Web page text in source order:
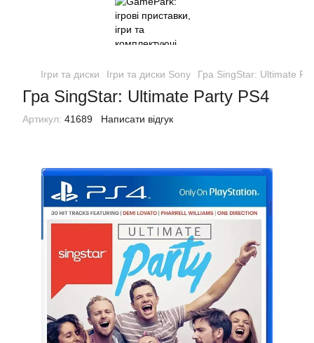
Ігри та диски Ігри та диски Sony Гра SingStar: Ultimate
Гра SingStar: Ultimate Party PS4
Артикул: 41689 Написати відгук